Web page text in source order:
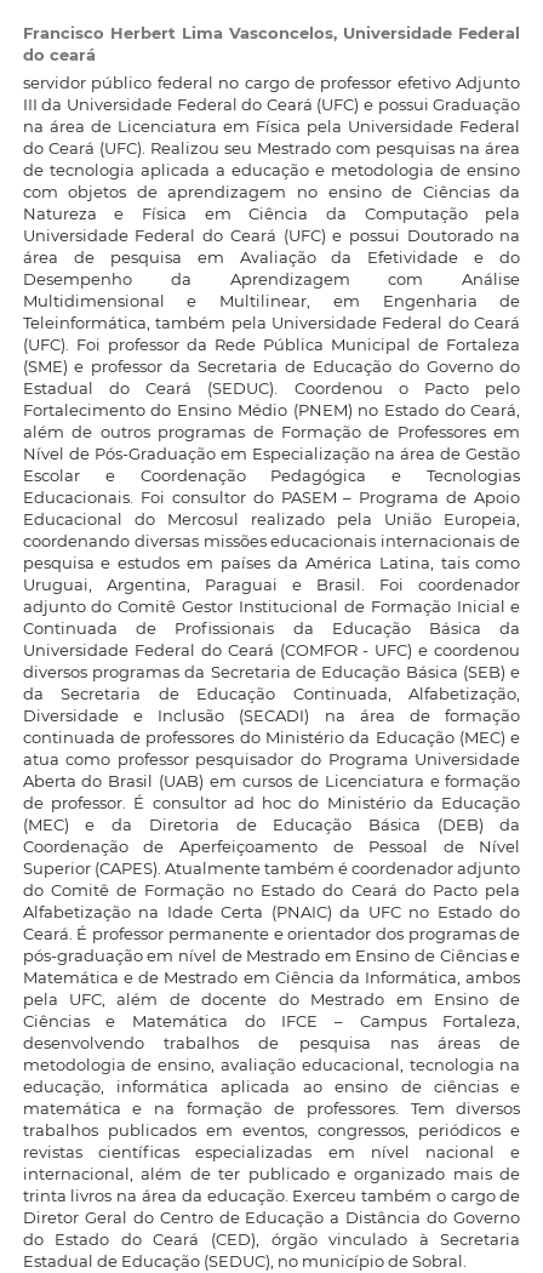
Francisco Herbert Lima Vasconcelos, Universidade Federal
do ceará
servidor público federal no cargo de professor efetivo Adjunto
III da Universidade Federal do Ceará (UFC) e possui Graduação
na área de Licenciatura em Física pela Universidade Federal
do Ceará (UFC). Realizou seu Mestrado com pesquisas na área
de tecnologia aplicada a educação e metodologia de ensino
com objetos de aprendizagem no ensino de Ciências da
Natureza e Física em Ciência da Computação pela
Universidade Federal do Ceará (UFC) e possui Doutorado na
área de pesquisa em Avaliação da Efetividade e do
Desempenho da Aprendizagem com Análise
Multidimensional e Multilinear, em Engenharia de
Teleinformática, também pela Universidade Federal do Ceará
(UFC). Foi professor da Rede Pública Municipal de Fortaleza
(SME) e professor da Secretaria de Educação do Governo do
Estadual do Ceará (SEDUC). Coordenou o Pacto pelo
Fortalecimento do Ensino Médio (PNEM) no Estado do Ceará,
além de outros programas de Formação de Professores em
Nível de Pós-Graduação em Especialização na área de Gestão
Escolar e Coordenação Pedagógica e Tecnologias
Educacionais. Foi consultor do PASEM – Programa de Apoio
Educacional do Mercosul realizado pela União Europeia,
coordenando diversas missões educacionais internacionais de
pesquisa e estudos em países da América Latina, tais como
Uruguai, Argentina, Paraguai e Brasil. Foi coordenador
adjunto do Comitê Gestor Institucional de Formação Inicial e
Continuada de Profissionais da Educação Básica da
Universidade Federal do Ceará (COMFOR - UFC) e coordenou
diversos programas da Secretaria de Educação Básica (SEB) e
da Secretaria de Educação Continuada, Alfabetização,
Diversidade e Inclusão (SECADI) na área de formação
continuada de professores do Ministério da Educação (MEC) e
atua como professor pesquisador do Programa Universidade
Aberta do Brasil (UAB) em cursos de Licenciatura e formação
de professor. É consultor ad hoc do Ministério da Educação
(MEC) e da Diretoria de Educação Básica (DEB) da
Coordenação de Aperfeiçoamento de Pessoal de Nível
Superior (CAPES). Atualmente também é coordenador adjunto
do Comitê de Formação no Estado do Ceará do Pacto pela
Alfabetização na Idade Certa (PNAIC) da UFC no Estado do
Ceará. É professor permanente e orientador dos programas de
pós-graduação em nível de Mestrado em Ensino de Ciências e
Matemática e de Mestrado em Ciência da Informática, ambos
pela UFC, além de docente do Mestrado em Ensino de
Ciências e Matemática do IFCE – Campus Fortaleza,
desenvolvendo trabalhos de pesquisa nas áreas de
metodologia de ensino, avaliação educacional, tecnologia na
educação, informática aplicada ao ensino de ciências e
matemática e na formação de professores. Tem diversos
trabalhos publicados em eventos, congressos, periódicos e
revistas científicas especializadas em nível nacional e
internacional, além de ter publicado e organizado mais de
trinta livros na área da educação. Exerceu também o cargo de
Diretor Geral do Centro de Educação a Distância do Governo
do Estado do Ceará (CED), órgão vinculado à Secretaria
Estadual de Educação (SEDUC), no município de Sobral.